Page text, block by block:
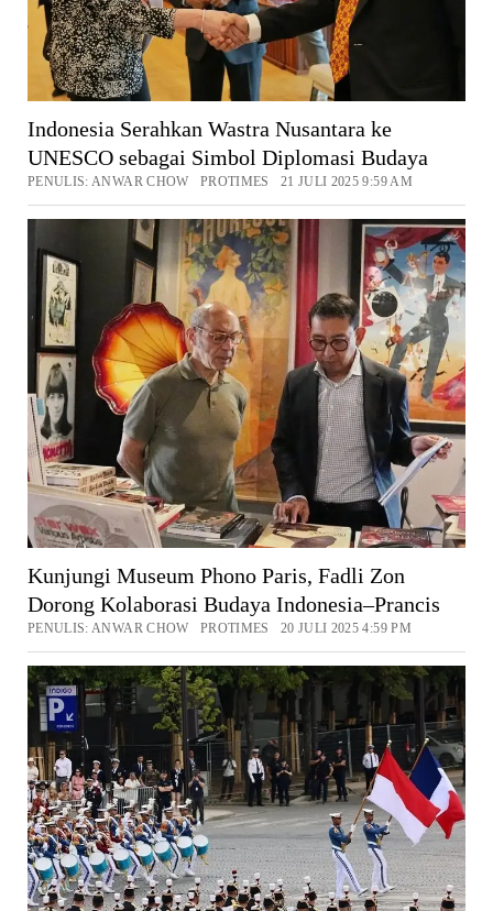
Indonesia Serahkan Wastra Nusantara ke
UNESCO sebagai Simbol Diplomasi Budaya
PENULIS: ANWAR CHOW PROTIMES 21 JULI 2025 9:59 AM
Kunjungi Museum Phono Paris, Fadli Zon
Dorong Kolaborasi Budaya Indonesia–Prancis
PENULIS: ANWAR CHOW PROTIMES 20 JULI 2025 4:59 PM